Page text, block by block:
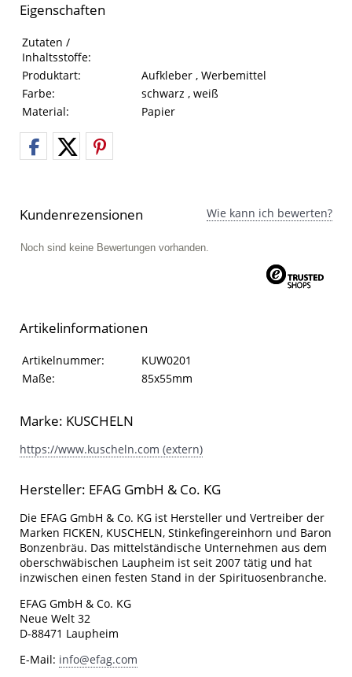
Eigenschaften
Eigenschaften des Produkts
Eigenschaft
Zutaten /
Inhaltsstoffe:
Produktart:
Aufkleber , Werbemittel
Farbe:
schwarz , weiß
Material:
Papier
Kundenrezensionen Wie kann ich bewerten?
Noch sind keine Bewertungen vorhanden.
Artikelinformationen
Artikelinformationen
Eigenschaft Wert
Artikelnummer:
KUW0201
Maße:
85x55mm
Marke: KUSCHELN
https://www.kuscheln.com (extern)
Hersteller: EFAG GmbH & Co. KG
Die EFAG GmbH & Co. KG ist Hersteller und Vertreiber der
Marken FICKEN, KUSCHELN, Stinkefingereinhorn und Baron
Bonzenbräu. Das mittelständische Unternehmen aus dem
oberschwäbischen Laupheim ist seit 2007 tätig und hat
inzwischen einen festen Stand in der Spirituosenbranche.
EFAG GmbH & Co. KG
Neue Welt 32
D-88471 Laupheim
E-Mail: info@efag.com